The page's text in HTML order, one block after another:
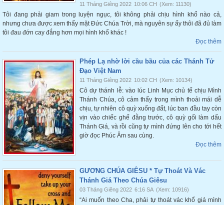
11 Tháng Giêng 2022 10:06 CH (Xem: 11130)
Tôi đang phải giam trong luyện ngục, tôi không phải chịu hình khổ nào cả,
nhưng chưa được xem thấy mặt Đức Chúa Trời, mà nguyên sự ấy thôi đã đủ làm
tôi đau đớn cay đắng hơn mọi hình khổ khác !
Đọc thêm
Phép Lạ nhờ lời cầu bầu của các Thánh Tử
Đạo Việt Nam
11 Tháng Giêng 2022 10:02 CH (Xem: 10134)
Cô dự thánh lễ: vào lúc Linh Mục chủ tế chịu Mình
Thánh Chúa, cô cảm thấy trong mình thoải mái dễ
chịu, tự nhiên cô quỳ xuống đất, lúc ban đầu tay còn
vịn vào chiếc ghế đằng trước, cô quỳ gối làm dấu
Thánh Giá, và rồi cũng tự mình đứng lên cho tới hết
giờ đọc Phúc Âm sau cùng.
Đọc thêm
GƯƠNG CHÚA GIÊSU * Tự Thoát Và Vác
Thánh Giá Theo Chúa Giêsu
03 Tháng Giêng 2022 6:16 SA (Xem: 10916)
“Ai muốn theo Cha, phải tự thoát vác khổ giá mình